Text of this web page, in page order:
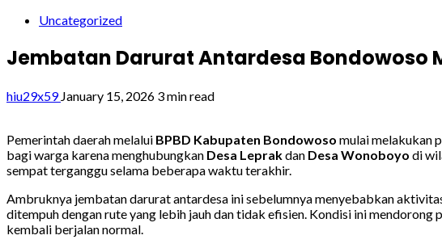
Uncategorized
Jembatan Darurat Antardesa Bondowoso
hiu29x59January 15, 2026 3 min read
Pemerintah daerah melalui BPBD Kabupaten Bondowoso mulai melakukan
bagi warga karena menghubungkan Desa Leprakdan Desa Wonoboyo di
sempat terganggu selama beberapa waktu terakhir.
Ambruknya jembatan darurat antardesa ini sebelumnya menyebabkan
ditempuh dengan rute yang lebih jauh dan tidak efisien. Kondisi ini
kembali berjalan normal.